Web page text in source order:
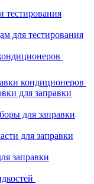
для тестирования
кондиционеров
для заправки
для заправки
для заправки
заправки